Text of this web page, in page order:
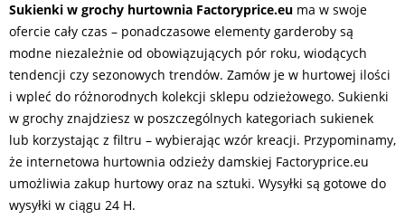
Sukienki w grochy hurtownia Factoryprice.eu ma w swoje
ofercie cały czas – ponadczasowe elementy garderoby są
modne niezależnie od obowiązujących pór roku, wiodących
tendencji czy sezonowych trendów. Zamów je w hurtowej ilości
i wpleć do różnorodnych kolekcji sklepu odzieżowego. Sukienki
w grochy znajdziesz w poszczególnych kategoriach sukienek
lub korzystając z filtru – wybierając wzór kreacji. Przypominamy,
że internetowa hurtownia odzieży damskiej Factoryprice.eu
umożliwia zakup hurtowy oraz na sztuki. Wysyłki są gotowe do
wysyłki w ciągu 24 H.